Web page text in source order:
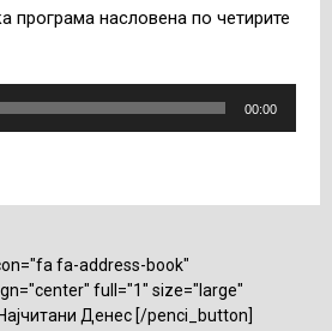
програма насловена по четирите
00:00
fa-address-book"
full="1" size="large"
Денес [/penci_button]